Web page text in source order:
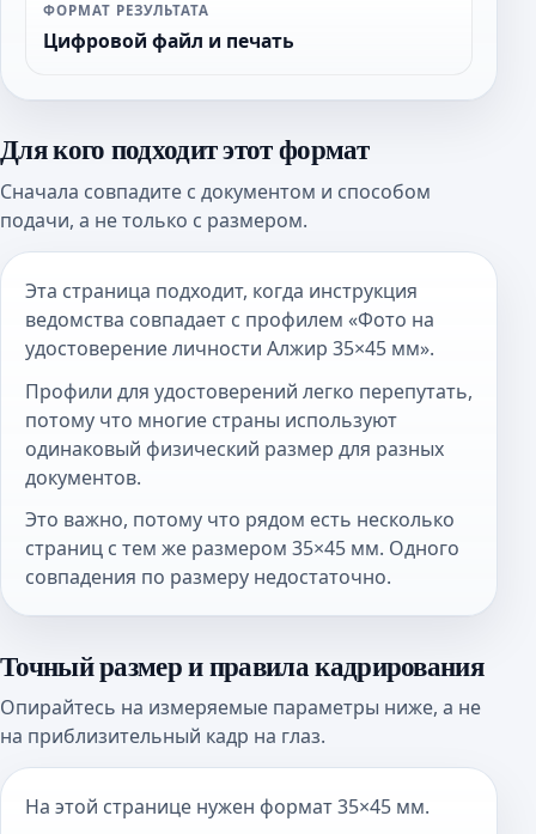
ФОРМАТ РЕЗУЛЬТАТА
Цифровой файл и печать
Для кого подходит этот формат
Сначала совпадите с документом и способом
подачи, а не только с размером.
Эта страница подходит, когда инструкция
ведомства совпадает с профилем «Фото на
удостоверение личности Алжир 35×45 мм».
Профили для удостоверений легко перепутать,
потому что многие страны используют
одинаковый физический размер для разных
документов.
Это важно, потому что рядом есть несколько
страниц с тем же размером 35×45 мм. Одного
совпадения по размеру недостаточно.
Точный размер и правила кадрирования
Опирайтесь на измеряемые параметры ниже, а не
на приблизительный кадр на глаз.
На этой странице нужен формат 35×45 мм.